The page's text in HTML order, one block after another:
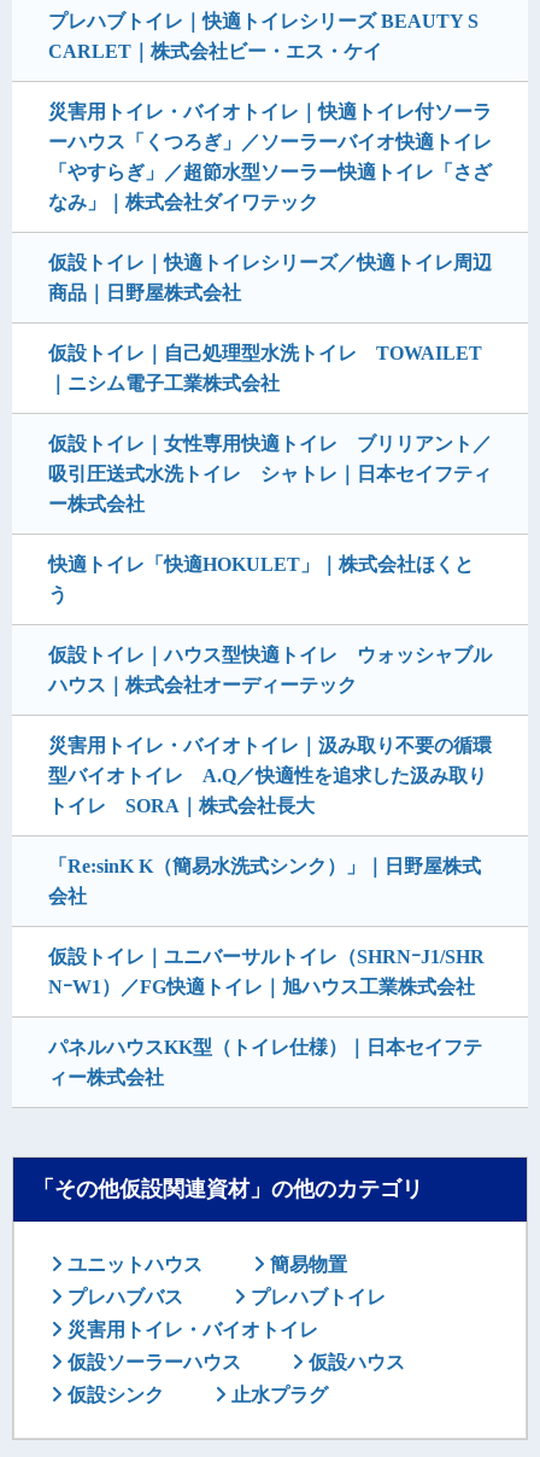
プレハブトイレ｜快適トイレシリーズ BEAUTY S
CARLET｜株式会社ビー・エス・ケイ
災害用トイレ・バイオトイレ｜快適トイレ付ソーラ
ーハウス「くつろぎ」／ソーラーバイオ快適トイレ
「やすらぎ」／超節水型ソーラー快適トイレ「さざ
なみ」｜株式会社ダイワテック
仮設トイレ｜快適トイレシリーズ／快適トイレ周辺
商品｜日野屋株式会社
仮設トイレ｜自己処理型水洗トイレ TOWAILET
｜ニシム電子工業株式会社
仮設トイレ｜女性専用快適トイレ ブリリアント／
吸引圧送式水洗トイレ シャトレ｜日本セイフティ
ー株式会社
快適トイレ「快適HOKULET」｜株式会社ほくと
う
仮設トイレ｜ハウス型快適トイレ ウォッシャブル
ハウス｜株式会社オーディーテック
災害用トイレ・バイオトイレ｜汲み取り不要の循環
型バイオトイレ A.Q／快適性を追求した汲み取り
トイレ SORA｜株式会社長大
「Re:sinK K（簡易水洗式シンク）」｜日野屋株式
会社
仮設トイレ｜ユニバーサルトイレ（SHRNｰJ1/SHR
NｰW1）／FG快適トイレ｜旭ハウス工業株式会社
パネルハウスKK型（トイレ仕様）｜日本セイフテ
ィー株式会社
「その他仮設関連資材」の他のカテゴリ
ユニットハウス
簡易物置
プレハブバス
プレハブトイレ
災害用トイレ・バイオトイレ
仮設ソーラーハウス
仮設ハウス
仮設シンク
止水プラグ